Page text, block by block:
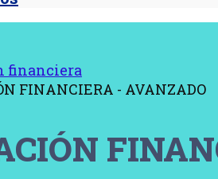
financiera
FINANCIERA - AVANZADO